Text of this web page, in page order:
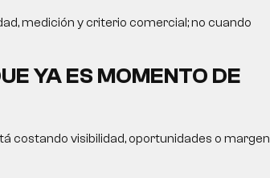
medición y criterio comercial; no cuando
YA ES MOMENTO DE
costando visibilidad, oportunidades o margen